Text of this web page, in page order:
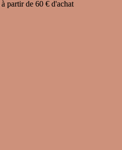
partir de 60 € d'achat
partir de 60 € d'achat